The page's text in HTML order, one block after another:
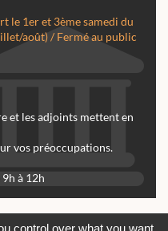
le 1er et 3ème samedi du
août) / Fermé au public
et les adjoints mettent en
vos préoccupations.
à 12h
control over what you want